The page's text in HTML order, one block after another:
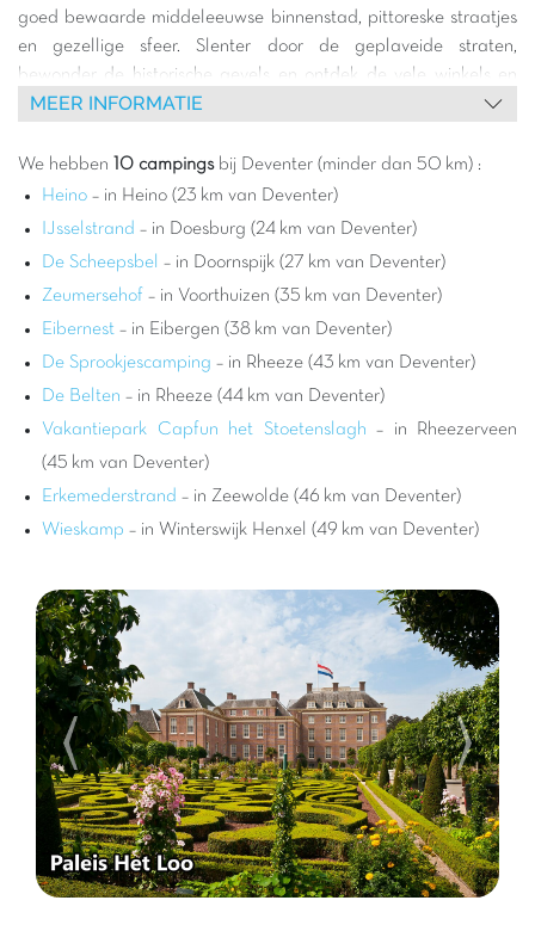
goed bewaarde middeleeuwse binnenstad, pittoreske straatjes
en gezellige sfeer. Slenter door de geplaveide straten,
bewonder de historische gevels en ontdek de vele winkels en
cafés die de stad levendig maken. Het is een perfecte plek voor
Nederlandse geschiedenis en cultuur.
Verblijven op een Capfun camping in de buurt van Deventer
betekent kiezen voor een vakantie waar ontspanning en
de stad, kunt u heerlijk tot rust komen in het comfort van uw
stacaravan of op uw kampeerplaats. Onze campings zijn
ontworpen voor het geluk van het hele gezin, met spectaculaire
waterparken, glijbanen voor alle leeftijden en verwarmde
zwembaden. Kinderen zullen dol zijn op onze kinderclubs met
leuke en creatieve activiteiten, terwijl ouders kunnen genieten
De regio rond Deventer en Eibergen barst ook van de
activiteiten voor elk wat wils. Geniet van prachtige fietstochten
Nederlandse platteland of bezoek andere charmante steden
en dorpen in de omgeving. Of u nu een natuurliefhebber bent,
van geschiedenis houdt of gewoon op zoek bent naar quality
time met het gezin, onze Capfun campings bieden u het ideale
startpunt om deze prachtige regio te ontdekken. Bereid u voor
op een vakantie vol ontdekkingen en gelach, waar elke dag
nieuwe avonturen brengt.
MEER INFORMATIE
We hebben 10 campingsbij Deventer (minder dan 50 km) :
Heino – in Heino (23 km van Deventer)
IJsselstrand – in Doesburg (24 km van Deventer)
De Scheepsbel – in Doornspijk (27 km van Deventer)
Zeumersehof – in Voorthuizen (35 km van Deventer)
Eibernest – in Eibergen (38 km van Deventer)
De Sprookjescamping – in Rheeze (43 km van Deventer)
De Belten – in Rheeze (44 km van Deventer)
Vakantiepark Capfun het Stoetenslagh – in Rheezerveen
(45 km van Deventer)
Erkemederstrand – in Zeewolde (46 km van Deventer)
Wieskamp – in Winterswijk Henxel (49 km van Deventer)